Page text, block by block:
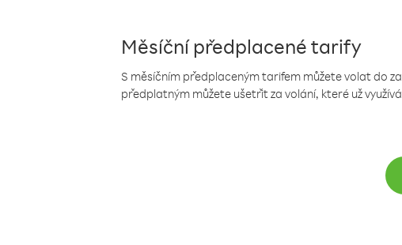
Měsíční předplacené tarify
S měsíčním předplaceným tarifem můžete volat do
předplatným můžete ušetřit za volání, které už